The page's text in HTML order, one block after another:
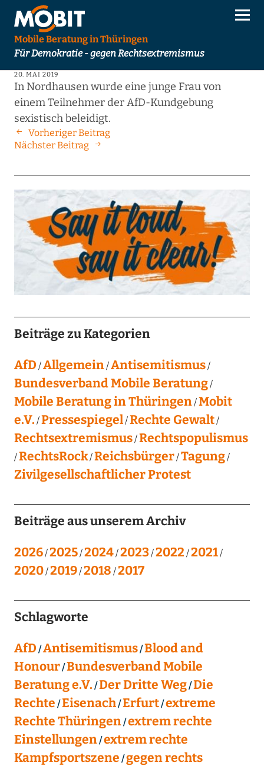
Mobile Beratung in Thüringen
Für Demokratie - gegen Rechtsextremismus
20. MAI 2019
In Nordhausen wurde eine junge Frau von
einem Teilnehmer der AfD-Kundgebung
sexistisch beleidigt.
Vorheriger Beitrag
Nächster Beitrag
Beiträge zu Kategorien
AfD Allgemein Antisemitismus
Bundesverband Mobile Beratung
Mobile Beratung in Thüringen Mobit
e.V. Pressespiegel Rechte Gewalt
Rechtsextremismus Rechtspopulismus
RechtsRock Reichsbürger Tagung
Zivilgesellschaftlicher Protest
Beiträge aus unserem Archiv
2026 2025 2024 2023 2022 2021
2020 2019 2018 2017
Schlagworte
AfD Antisemitismus Blood and
Honour Bundesverband Mobile
Beratung e.V. Der Dritte Weg Die
Rechte Eisenach Erfurt extreme
Rechte Thüringen extrem rechte
Einstellungen extrem rechte
Kampfsportszene gegen rechts